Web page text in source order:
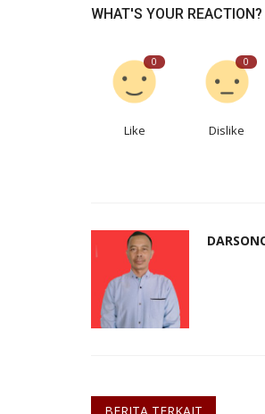
WHAT'S YOUR REACTION?
0
Like
0
Dislike